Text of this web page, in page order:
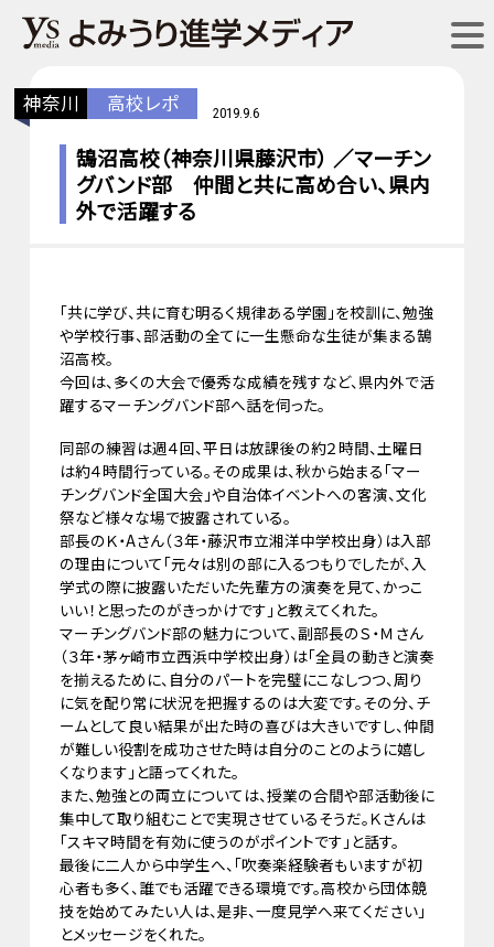
神奈川 高校レポ 2019.9.6
鵠沼高校（神奈川県藤沢市） ／マーチン
グバンド部 仲間と共に高め合い、県内
外で活躍する
「共に学び、共に育む明るく規律ある学園」を校訓に、勉強
や学校行事、部活動の全てに一生懸命な生徒が集まる鵠
沼高校。
今回は、多くの大会で優秀な成績を残すなど、県内外で活
躍するマーチングバンド部へ話を伺った。
同部の練習は週４回、平日は放課後の約２時間、土曜日
は約４時間行っている。その成果は、秋から始まる「マー
チングバンド全国大会」や自治体イベントへの客演、文化
祭など様々な場で披露されている。
部長のＫ・Aさん（３年・藤沢市立湘洋中学校出身）は入部
の理由について「元々は別の部に入るつもりでしたが、入
学式の際に披露いただいた先輩方の演奏を見て、かっこ
いい！と思ったのがきっかけです」と教えてくれた。
マーチングバンド部の魅力について、副部長のＳ・Ｍさん
（３年・茅ヶ崎市立西浜中学校出身）は「全員の動きと演奏
を揃えるために、自分のパートを完璧にこなしつつ、周り
に気を配り常に状況を把握するのは大変です。その分、チ
ームとして良い結果が出た時の喜びは大きいですし、仲間
が難しい役割を成功させた時は自分のことのように嬉し
くなります」と語ってくれた。
また、勉強との両立については、授業の合間や部活動後に
集中して取り組むことで実現させているそうだ。Ｋさんは
「スキマ時間を有効に使うのがポイントです」と話す。
最後に二人から中学生へ、「吹奏楽経験者もいますが初
心者も多く、誰でも活躍できる環境です。高校から団体競
技を始めてみたい人は、是非、一度見学へ来てください」
とメッセージをくれた。